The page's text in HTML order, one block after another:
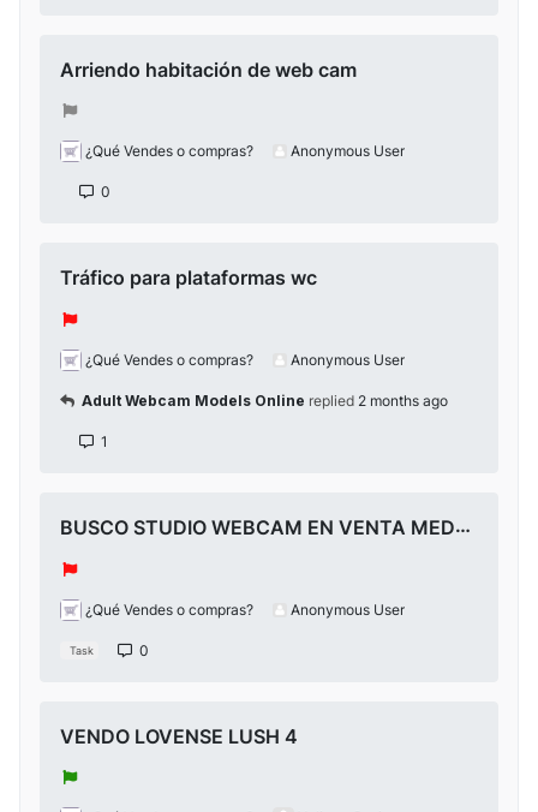
Arriendo habitación de web cam
¿Qué Vendes o compras? Anonymous User
0
Tráfico para plataformas wc
¿Qué Vendes o compras? Anonymous User
Adult Webcam Models Online replied 2 months ago
1
BUSCO STUDIO WEBCAM EN VENTA MEDELLIN
¿Qué Vendes o compras? Anonymous User
Task 0
VENDO LOVENSE LUSH 4